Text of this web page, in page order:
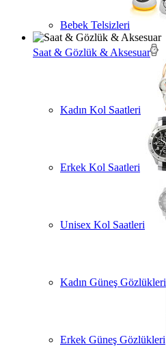
Bebek Telsizleri
Saat & Gözlük & Aksesuar
Kadın Kol Saatleri
Erkek Kol Saatleri
Unisex Kol Saatleri
Kadın Güneş Gözlükleri
Erkek Güneş Gözlükleri